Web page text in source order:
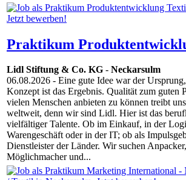
Praktikum
Lidl Stiftung & Co. KG - Neckarsulm
06.08.2026 - Eine gute Idee war der
Konzept ist das Ergebnis. Qualität zum guten
vielen Menschen anbieten zu können treibt
weltweit, denn wir sind Lidl. Hier ist das
vielfältiger Talente. Ob im Einkauf, in der
Warengeschäft oder in der IT; ob als
Dienstleister der Länder. Wir suchen
Möglichmacher und...